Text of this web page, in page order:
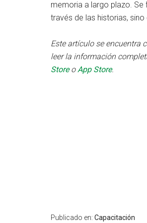
memoria a largo plazo. Se
través de las historias,
Este artículo se encuentra
leer la información
StoreoApp Store.
Publicado en: Capacitación